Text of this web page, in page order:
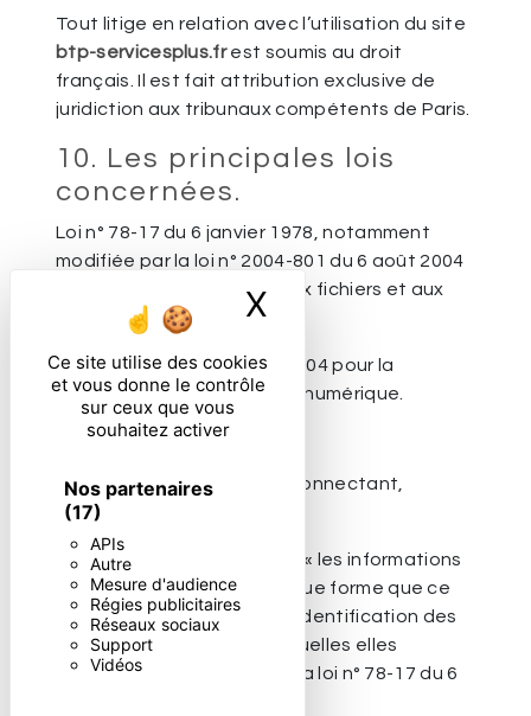
Ce site utilise des cookies
et vous donne le contrôle
sur ceux que vous
souhaitez activer
Nos partenaires
(17)
APIs
Autre
Mesure d'audience
Régies publicitaires
Réseaux sociaux
Support
Vidéos
X Masquer le
Tout litige en relation avec l’utilisation du site
btp-servicesplus.frest soumis au droit
français. Il est fait attribution exclusive de
juridiction aux tribunaux compétents de Paris.
10. Les principales lois
concernées.
Loi n° 78-17 du 6 janvier 1978, notamment
modifiée par la loi n° 2004-801 du 6 août 2004
relative à l'informatique, aux fichiers et aux
libertés.
Loi n° 2004-575 du 21 juin 2004 pour la
confiance dans l'économie numérique.
11. Lexique.
Utilisateur : Internaute se connectant,
utilisant le site susnommé.
Informations personnelles : « les informations
qui permettent, sous quelque forme que ce
soit, directement ou non, l'identification des
personnes physiques auxquelles elles
s'appliquent » (article 4 de la loi n° 78-17 du 6